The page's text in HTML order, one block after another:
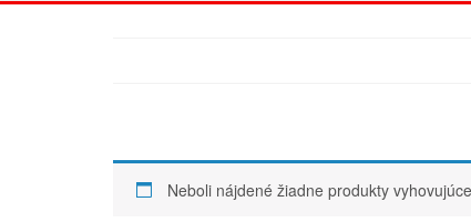
Neboli nájdené žiadne produkty